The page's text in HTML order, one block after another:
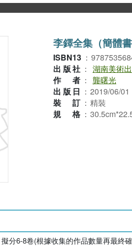
李鐸全集（簡體書
ISBN13 ：
出版社 ： 湖南美術
作者 ： 龔曙光
出版日 ： 2019/06/01
裝訂 ： 精裝
規格 ：
分6-8卷(根據收集的作品數量再最